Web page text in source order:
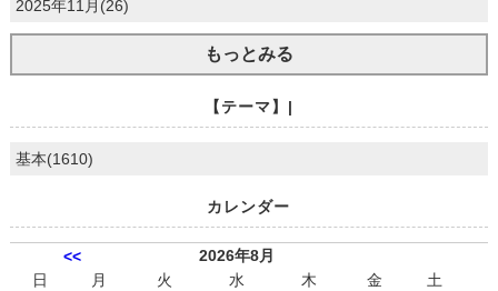
2025年11月(26)
もっとみる
【テーマ】|
基本(1610)
カレンダー
<<
2026年8月
日
月 火 水 木 金
土